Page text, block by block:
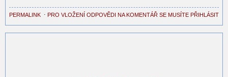
PERMALINK ⋅ PRO VLOŽENÍ ODPOVĚDI NA KOMENTÁŘ SE MUSÍTE PŘIHLÁSIT